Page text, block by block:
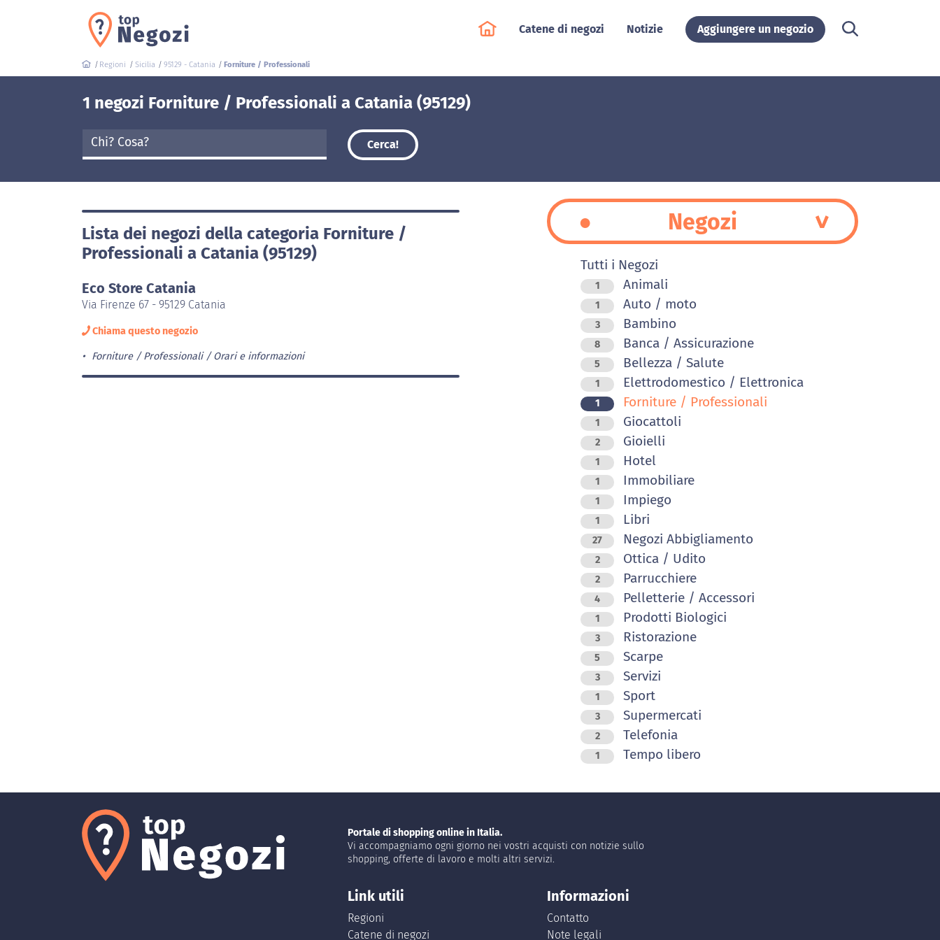
Catene di negozi Notizie Aggiungere un negozio
Regioni Sicilia 95129 - Catania Forniture / Professionali
1 negozi Forniture / Professionali a Catania (95129)
Cerca!
Lista dei negozi della categoria Forniture /
Professionali a Catania (95129)
Eco Store Catania
Via Firenze 67 - 95129 Catania
Chiama questo negozio
Forniture / Professionali Orari e informazioni
Negozi
Tutti i Negozi
1 Animali
1 Auto / moto
3 Bambino
8 Banca / Assicurazione
5 Bellezza / Salute
1 Elettrodomestico / Elettronica
1 Forniture / Professionali
1 Giocattoli
2 Gioielli
1 Hotel
1 Immobiliare
1 Impiego
1 Libri
27 Negozi Abbigliamento
2 Ottica / Udito
2 Parrucchiere
4 Pelletterie / Accessori
1 Prodotti Biologici
3 Ristorazione
5 Scarpe
3 Servizi
1 Sport
3 Supermercati
2 Telefonia
1 Tempo libero
Portale di shopping online in Italia.
Vi accompagniamo ogni giorno nei vostri acquisti con notizie sullo
shopping, offerte di lavoro e molti altri servizi.
Link utili
Regioni
Catene di negozi
Informazioni
Contatto
Note legali